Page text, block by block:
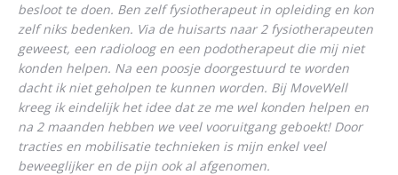
besloot te doen. Ben zelf fysiotherapeut in opleiding en kon
zelf niks bedenken. Via de huisarts naar 2 fysiotherapeuten
geweest, een radioloog en een podotherapeut die mij niet
konden helpen. Na een poosje doorgestuurd te worden
dacht ik niet geholpen te kunnen worden. Bij MoveWell
kreeg ik eindelijk het idee dat ze me wel konden helpen en
na 2 maanden hebben we veel vooruitgang geboekt! Door
tracties en mobilisatie technieken is mijn enkel veel
beweeglijker en de pijn ook al afgenomen.